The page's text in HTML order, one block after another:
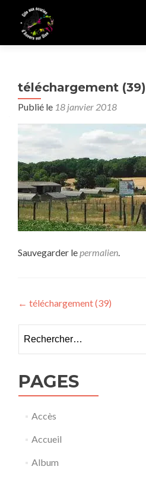
téléchargement (39)
Publié le 18 janvier 2018
Sauvegarder lepermalien.
Navigation
de
l’article
← téléchargement (39)
PAGES
Accès
Accueil
Album